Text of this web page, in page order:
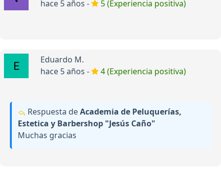
hace 5 años -
5 (Experiencia positiva)
Eduardo M.
hace 5 años -
4 (Experiencia positiva)
Respuesta deAcademia de Peluquerías,
Estetica y Barbershop "Jesús Caño"
Muchas gracias